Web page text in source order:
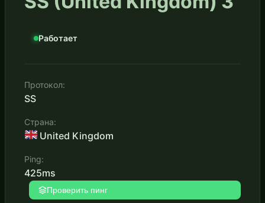
Работает
Протокол:
SS
Страна:
United Kingdom
Ping:
425ms
Проверить пинг